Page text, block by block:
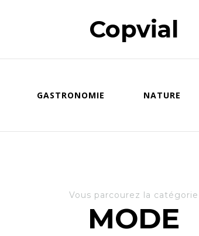
Copvial
GASTRONOMIE NATURE
Vous parcourez la catégorie
MODE